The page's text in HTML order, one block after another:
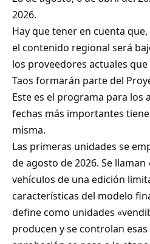
2026.
Hay que tener en cuenta
el contenido regional será
los proveedores actuales
Taos formarán parte del
Este es el programa para los
fechas más importantes
misma.
Las primeras unidades se
de agosto de 2026. Se llaman
vehículos de una edición
características del modelo
define como unidades
producen y se controlan